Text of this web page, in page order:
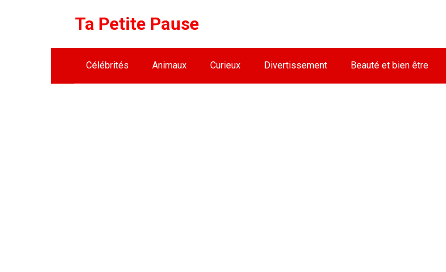
Ta Petite Pause
Célébrités Animaux Curieux Divertissement Beauté et bien être